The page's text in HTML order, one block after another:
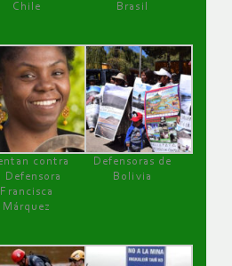
Chile
Brasil
contra
Defensora
Francisca
Márquez
Defensoras de
Bolivia